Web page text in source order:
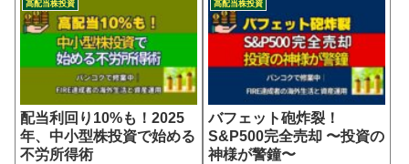
高配当株投資
配当利回り10%も！2025
年、中小型株投資で始める
不労所得術
高配当株投資
バフェット砲炸裂！
S&P500完全売却 〜投資の
神様が警鐘〜